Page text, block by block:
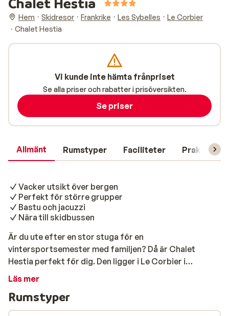
Hem Skidresor Frankrike Les Sybelles
Le Corbier
Chalet Hestia
Allmänt Rumstyper Faciliteter Praktisk
Vacker utsikt över bergen
Perfekt för större grupper
Bastu och jacuzzi
Nära till skidbussen
Är du ute efter en stor stuga för en
vintersportsemester med familjen? Då är Chalet
Hestia perfekt för dig. Den ligger i Le Corbier i
Frankrike och har plats för 16 personer. De tillgängliga
finns en bastu och jacuzzi för att värma upp din kalla
kropp och ett rum för att förvara din skidutrustning.
Läs mer
Rumstyper
Vi kunde inte hämta frånpriset
Se alla priser och rabatter i prisöversikten.
Se priser